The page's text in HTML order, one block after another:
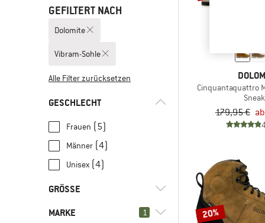
GEFILTERT NACH
Dolomite
Vibram-Sohle
Alle Filter zurücksetzen
GESCHLECHT
Frauen (5)
Männer (4)
Unisex (4)
GRÖSSE
36 36,5 38,5
MARKE 1
Cinquantaquattro
179,95 €
20%